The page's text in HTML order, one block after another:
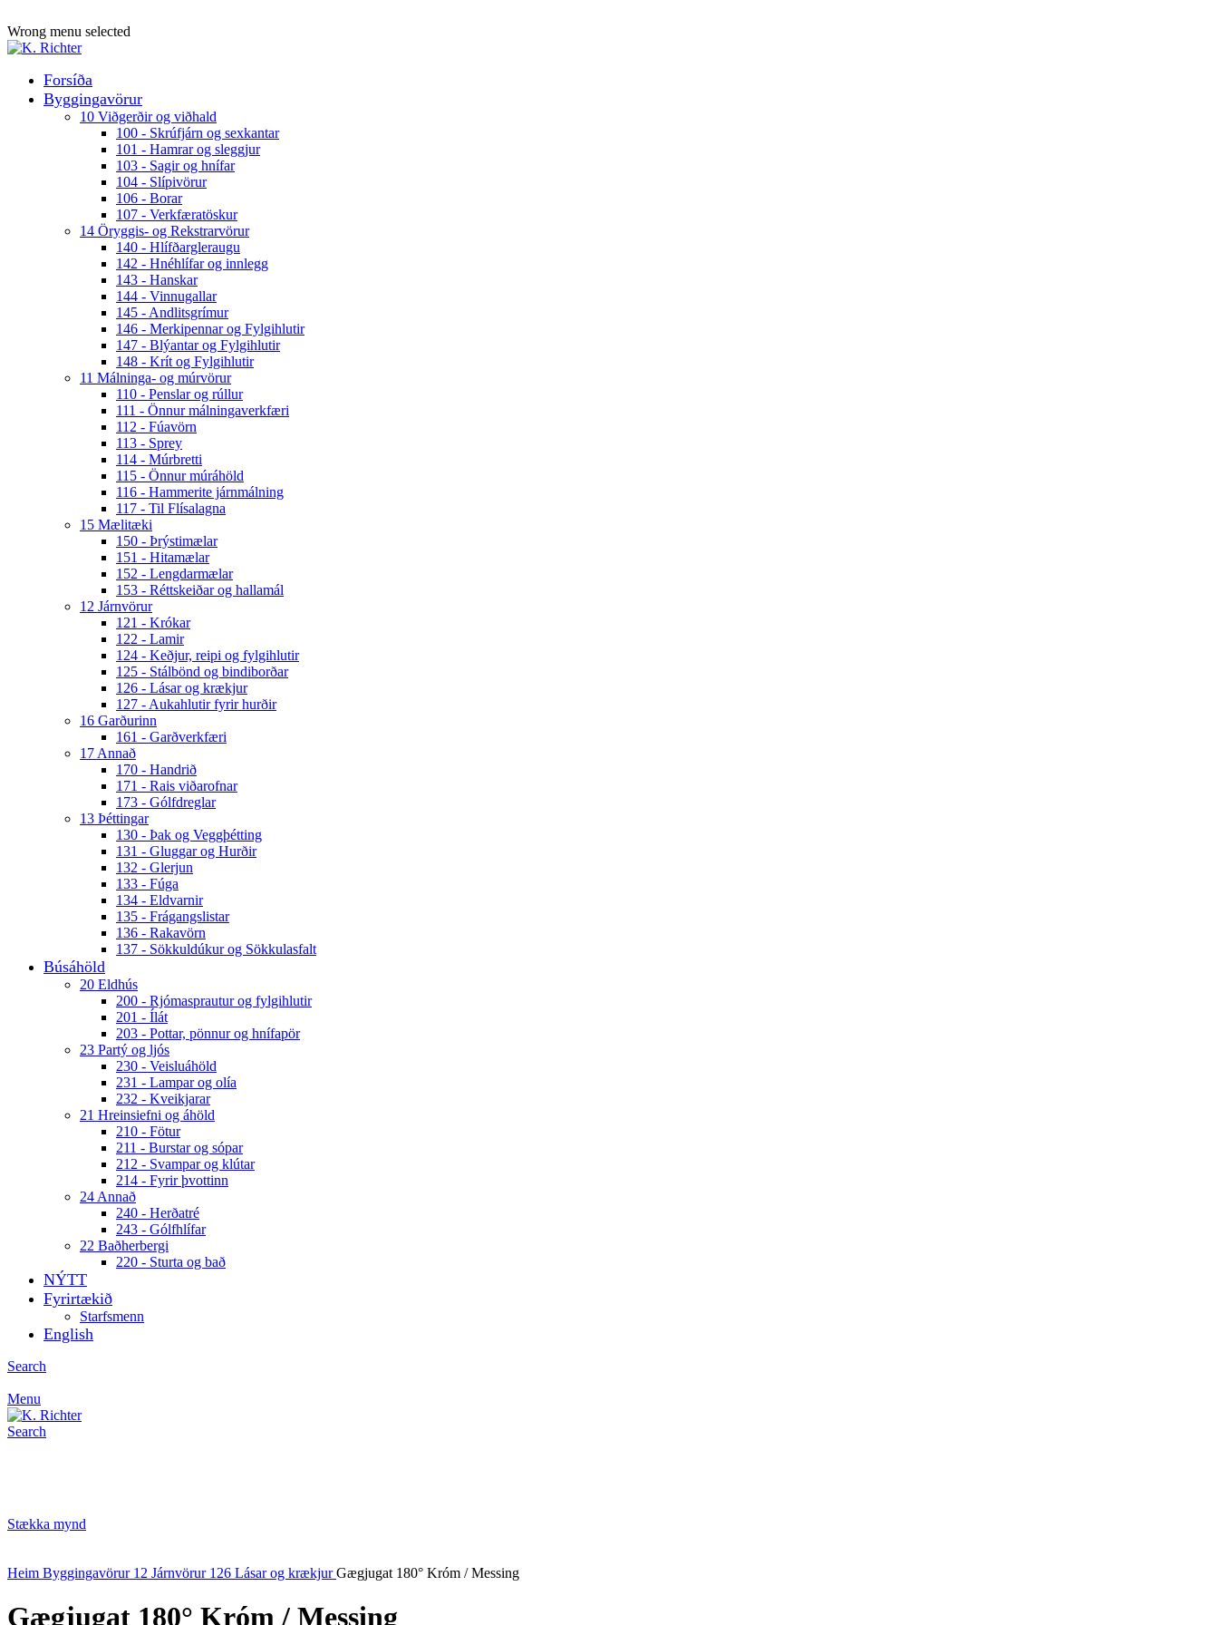
Wrong menu selected
Forsíða
Byggingavörur
10 Viðgerðir og viðhald
100 - Skrúfjárn og sexkantar
101 - Hamrar og sleggjur
103 - Sagir og hnífar
104 - Slípivörur
106 - Borar
107 - Verkfæratöskur
14 Öryggis- og Rekstrarvörur
140 - Hlífðargleraugu
142 - Hnéhlífar og innlegg
143 - Hanskar
144 - Vinnugallar
145 - Andlitsgrímur
146 - Merkipennar og Fylgihlutir
147 - Blýantar og Fylgihlutir
148 - Krít og Fylgihlutir
11 Málninga- og múrvörur
110 - Penslar og rúllur
111 - Önnur málningaverkfæri
112 - Fúavörn
113 - Sprey
114 - Múrbretti
115 - Önnur múráhöld
116 - Hammerite járnmálning
117 - Til Flísalagna
15 Mælitæki
150 - Þrýstimælar
151 - Hitamælar
152 - Lengdarmælar
153 - Réttskeiðar og hallamál
12 Járnvörur
121 - Krókar
122 - Lamir
124 - Keðjur, reipi og fylgihlutir
125 - Stálbönd og bindiborðar
126 - Lásar og krækjur
127 - Aukahlutir fyrir hurðir
16 Garðurinn
161 - Garðverkfæri
17 Annað
170 - Handrið
171 - Rais viðarofnar
173 - Gólfdreglar
13 Þéttingar
130 - Þak og Veggþétting
131 - Gluggar og Hurðir
132 - Glerjun
133 - Fúga
134 - Eldvarnir
135 - Frágangslistar
136 - Rakavörn
137 - Sökkuldúkur og Sökkulasfalt
Búsáhöld
20 Eldhús
200 - Rjómasprautur og fylgihlutir
201 - Ílát
203 - Pottar, pönnur og hnífapör
23 Partý og ljós
230 - Veisluáhöld
231 - Lampar og olía
232 - Kveikjarar
21 Hreinsiefni og áhöld
210 - Fötur
211 - Burstar og sópar
212 - Svampar og klútar
214 - Fyrir þvottinn
24 Annað
240 - Herðatré
243 - Gólfhlífar
22 Baðherbergi
220 - Sturta og bað
NÝTT
Fyrirtækið
Starfsmenn
English
Search
Menu
Search
Stækka mynd
Heim Byggingavörur 12 Járnvörur 126 Lásar og krækjurGægjugat 180° Króm / Messing
Gægjugat 180° Króm / Messing